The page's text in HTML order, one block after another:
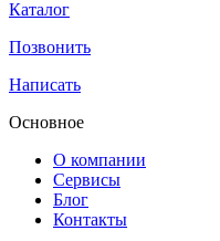
Каталог
Позвонить
Написать
Основное
О компании
Сервисы
Блог
Контакты